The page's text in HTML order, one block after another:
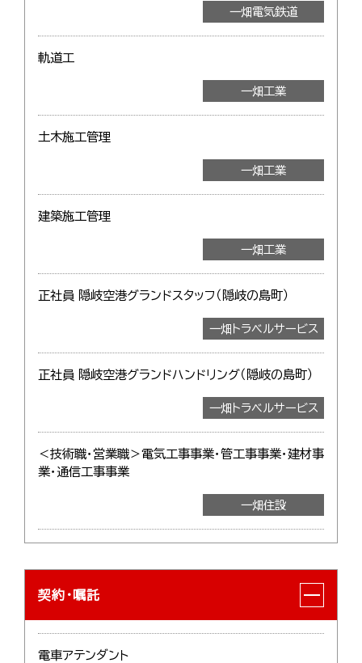
一畑電気鉄道
軌道工
一畑工業
土木施工管理
一畑工業
建築施工管理
一畑工業
正社員 隠岐空港グランドスタッフ（隠岐の島町）
一畑トラベルサービス
正社員 隠岐空港グランドハンドリング（隠岐の島町）
一畑トラベルサービス
＜技術職・営業職＞電気工事事業・管工事事業・建材事
業・通信工事事業
一畑住設
契約・嘱託
電車アテンダント